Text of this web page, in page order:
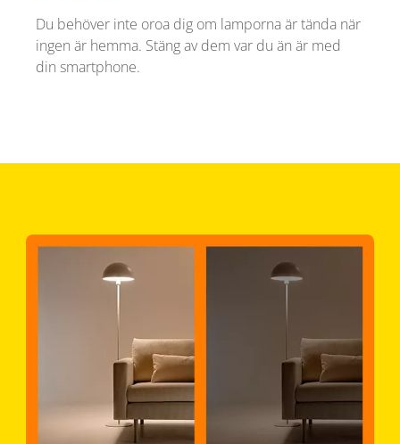
Du behöver inte oroa dig om lamporna är tända när
ingen är hemma. Stäng av dem var du än är med
din smartphone.